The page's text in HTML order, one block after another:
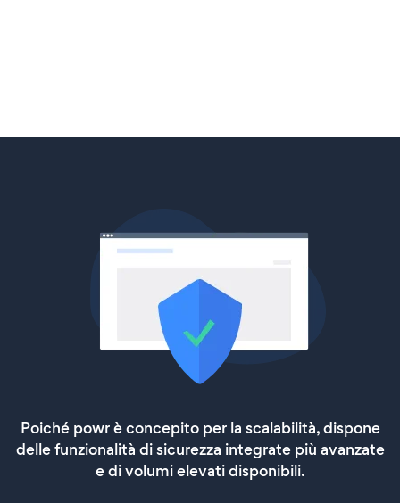
Poiché powr è concepito per la scalabilità, dispone
delle funzionalità di sicurezza integrate più avanzate
e di volumi elevati disponibili.